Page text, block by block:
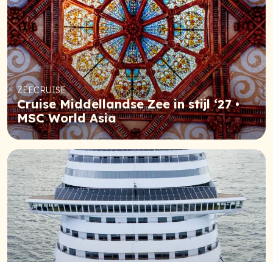
ZEECRUISE
Cruise Middellandse Zee in stijl ‘27 •
MSC World Asia